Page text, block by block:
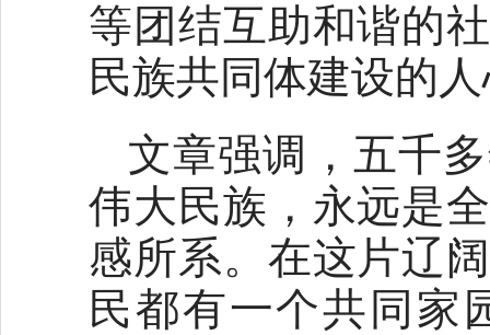
等团结互助和谐的
民族共同体建设的
文章强调，五千
伟大民族，永远是
感所系。在这片辽
民都有一个共同家